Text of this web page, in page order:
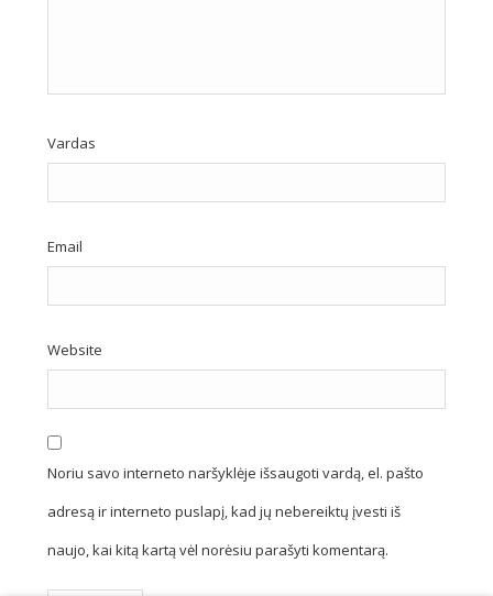
Vardas
Email
Website
Noriu savo interneto naršyklėje išsaugoti vardą, el. pašto
adresą ir interneto puslapį, kad jų nebereiktų įvesti iš
naujo, kai kitą kartą vėl norėsiu parašyti komentarą.